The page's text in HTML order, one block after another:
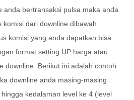
anda bertransaksi pulsa maka anda
dari downline dibawah
komisi yang anda dapatkan bisa
format setting UP harga atau
downline. Berikut ini adalah contoh
downline anda masing-masing
kedalaman level ke 4 (level